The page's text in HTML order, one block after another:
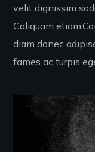
velit dignissim
Caliquam
diam donec
fames ac turpis